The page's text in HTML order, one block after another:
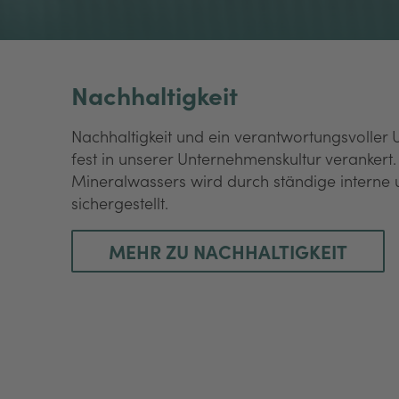
Nachhaltigkeit
Nachhaltigkeit und ein verantwortungsvoller
fest in unserer Unternehmenskultur
Mineralwassers wird durch ständige interne
sichergestellt.
MEHR ZU NACHHALTIGKEIT